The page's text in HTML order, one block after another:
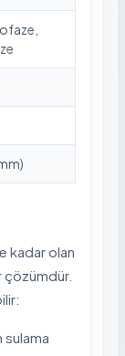
kadar olan
çözümdür.